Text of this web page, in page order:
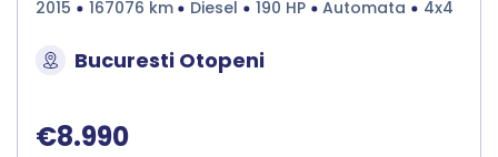
2015 167076 km Diesel 190 HP Automata 4x4
Bucuresti Otopeni
€8.990